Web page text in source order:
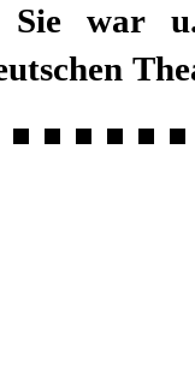
Sie war
Löffner.